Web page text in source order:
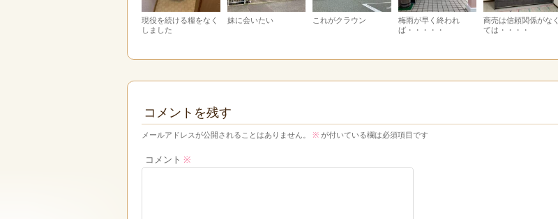
現役を続ける糧をなく
しました
妹に会いたい これがクラウン
梅雨が早く終われ
ば・・・・・
商売は信頼関係がなく
ては・・・・
コメントを残す
メールアドレスが公開されることはありません。 ※ が付いている欄は必須項目です
コメント ※